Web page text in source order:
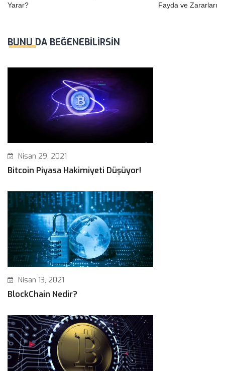
Yarar?
Fayda ve Zararları
BUNU DA BEĞENEBILIRSIN
Nisan 29, 2021
Bitcoin Piyasa Hakimiyeti Düşüyor!
Nisan 13, 2021
BlockChain Nedir?